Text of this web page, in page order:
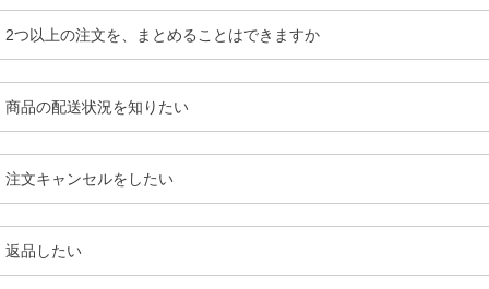
2つ以上の注文を、まとめることはできますか
商品の配送状況を知りたい
注文キャンセルをしたい
返品したい